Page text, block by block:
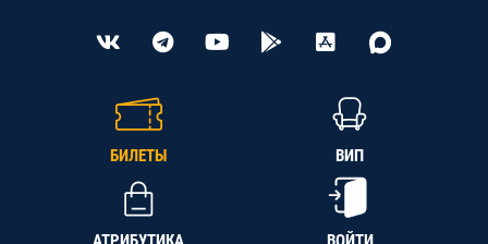
БИЛЕТЫ ВИП